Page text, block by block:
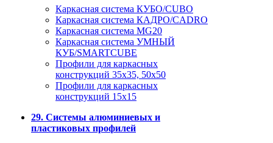
Каркасная система КУБО/CUBO
Каркасная система КАДРО/CADRO
Каркасная система MG20
Каркасная система УМНЫЙ
КУБ/SMARTCUBE
Профили для каркасных
конструкций 35x35, 50x50
Профили для каркасных
конструкций 15х15
29. Системы алюминиевых и
пластиковых профилей